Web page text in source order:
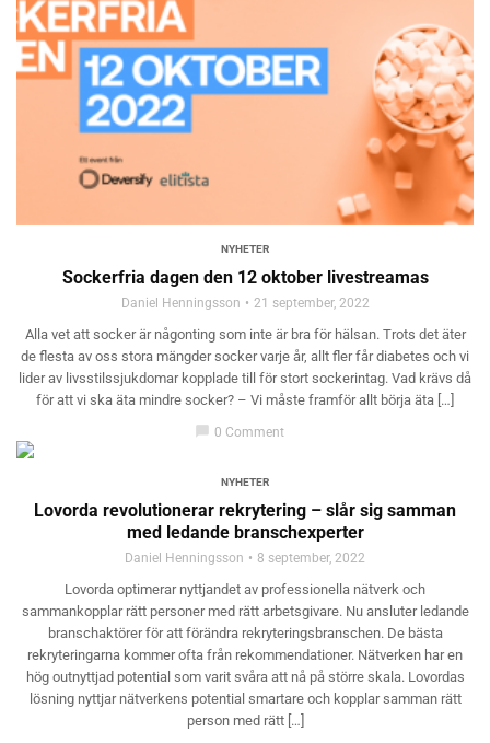
NYHETER
Sockerfria dagen den 12 oktober livestreamas
Daniel Henningsson 21 september, 2022
Alla vet att socker är någonting som inte är bra för hälsan. Trots det äter
de flesta av oss stora mängder socker varje år, allt fler får diabetes och vi
lider av livsstilssjukdomar kopplade till för stort sockerintag. Vad krävs då
för att vi ska äta mindre socker? – Vi måste framför allt börja äta […]
chat_bubble 0 Comment
NYHETER
Lovorda revolutionerar rekrytering – slår sig samman
med ledande branschexperter
Daniel Henningsson 8 september, 2022
Lovorda optimerar nyttjandet av professionella nätverk och
sammankopplar rätt personer med rätt arbetsgivare. Nu ansluter ledande
branschaktörer för att förändra rekryteringsbranschen. De bästa
rekryteringarna kommer ofta från rekommendationer. Nätverken har en
hög outnyttjad potential som varit svåra att nå på större skala. Lovordas
lösning nyttjar nätverkens potential smartare och kopplar samman rätt
person med rätt […]